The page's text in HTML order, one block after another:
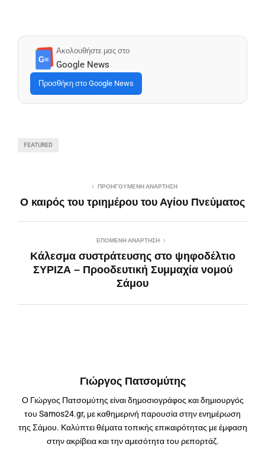
G≡
Ακολουθήστε μας στο
Google News
Προσθήκη στο Google News
FEATURED
ΠΡΟΗΓΟΎΜΕΝΗ ΑΝΆΡΤΗΣΗ
Ο καιρός του τριημέρου του Αγίου Πνεύματος
ΕΠΌΜΕΝΗ ΑΝΆΡΤΗΣΗ
Κάλεσμα συστράτευσης στο ψηφοδέλτιο
ΣΥΡΙΖΑ – Προοδευτική Συμμαχία νομού
Σάμου
Γιώργος Πατσομύτης
Ο Γιώργος Πατσομύτης είναι δημοσιογράφος και δημιουργός
του Samos24.gr, με καθημερινή παρουσία στην ενημέρωση
της Σάμου. Καλύπτει θέματα τοπικής επικαιρότητας με έμφαση
στην ακρίβεια και την αμεσότητα του ρεπορτάζ.